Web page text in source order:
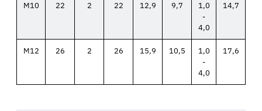
M10 22 2 22 12,9 9,7
1,0
-
4,0
14,7
M12 26 2 26 15,9 10,5
1,0
-
4,0
17,6